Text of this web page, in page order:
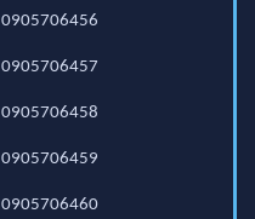
0905706456
0905706457
0905706458
0905706459
0905706460